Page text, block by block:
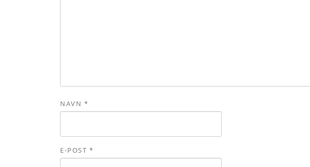
NAVN *
E-POST *